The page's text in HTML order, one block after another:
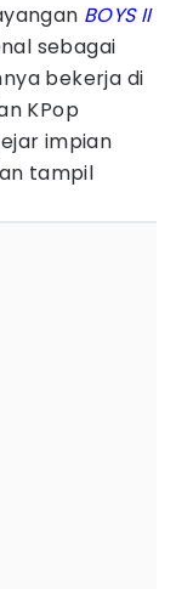
BOYS II
sebagai
bekerja di
KPop
impian
tampil